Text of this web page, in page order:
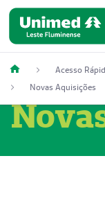
Acesso
Novas Aquisições